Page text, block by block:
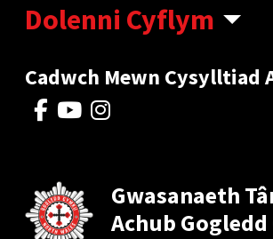
Dolenni Cyflym
Cadwch Mewn Cysylltiad
Gwasanaeth
Achub